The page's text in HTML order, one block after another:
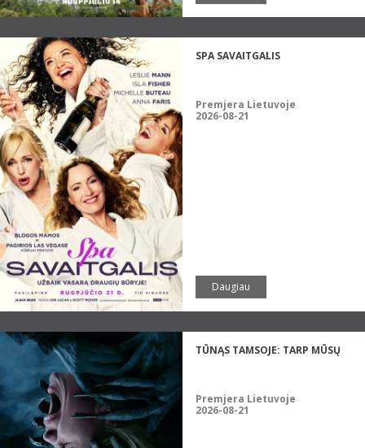
SPA SAVAITGALIS
Premjera Lietuvoje
2026-08-21
Daugiau
TŪNĄS TAMSOJE: TARP MŪSŲ
Premjera Lietuvoje
2026-08-21